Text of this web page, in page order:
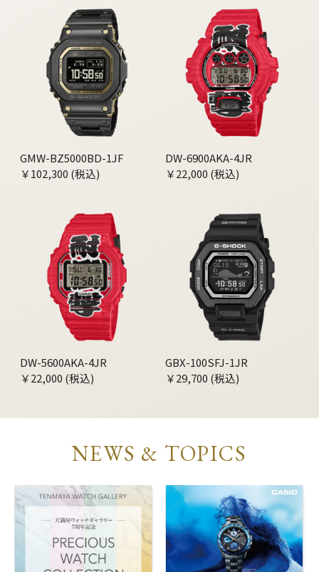
GMW-BZ5000BD-1JF
￥102,300 (税込)
DW-6900AKA-4JR
￥22,000 (税込)
DW-5600AKA-4JR
￥22,000 (税込)
GBX-100SFJ-1JR
￥29,700 (税込)
NEWS & TOPICS